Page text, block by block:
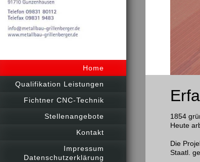
Home
Qualifikation Leistungen
Fichtner CNC-Technik
Stellenangebote
Kontakt
Impressum
Datenschutzerklärung
1854
Heute
Die
Staatl.